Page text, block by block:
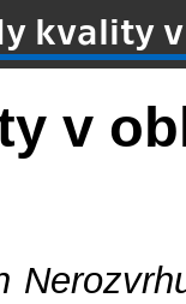
kvality
v